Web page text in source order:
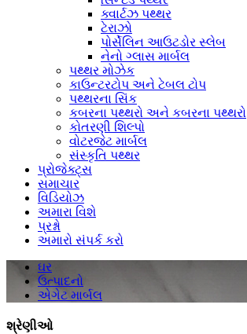
ક્વાર્ટઝ પથ્થર
ટેરાઝો
પોર્સેલિન આઉટડોર સ્લેબ
નેનો ગ્લાસ માર્બલ
પથ્થર મોઝેક
કાઉન્ટરટોપ અને ટેબલ ટોપ
પથ્થરના સિંક
કબરના પથ્થરો અને કબરના પથ્થરો
કોતરણી શિલ્પો
વોટરજેટ માર્બલ
સંસ્કૃતિ પથ્થર
પ્રોજેક્ટ્સ
સમાચાર
વિડિયોઝ
અમારા વિશે
પ્રશ્નો
અમારો સંપર્ક કરો
ઘર
ઉત્પાદનો
એગેટ માર્બલ
શ્રેણીઓ